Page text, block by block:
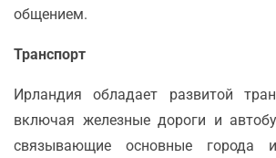
общением.
Транспорт
Ирландия обладает развитой
включая железные дороги и
связывающие основные города